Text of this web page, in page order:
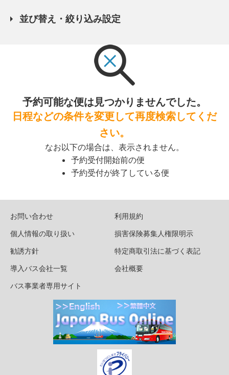
並び替え・絞り込み設定
予約可能な便は見つかりませんでした。
日程などの条件を変更して再度検索してくだ
さい。
なお以下の場合は、表示されません。
予約受付開始前の便
予約受付が終了している便
お問い合わせ
利用規約
個人情報の取り扱い
損害保険募集人権限明示
勧誘方針
特定商取引法に基づく表記
導入バス会社一覧
会社概要
バス事業者専用サイト